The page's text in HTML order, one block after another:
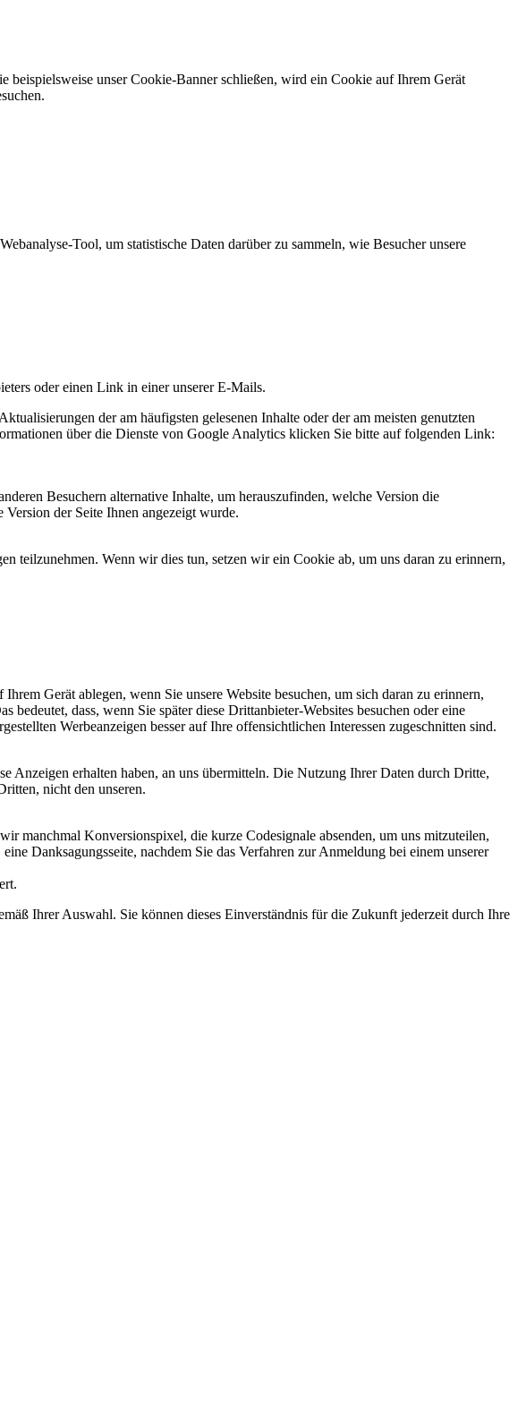
unser Cookie-Banner schließen, wird ein Cookie auf Ihrem Gerät
Tool, um statistische Daten darüber zu sammeln, wie Besucher unsere
oder einen Link in einer unserer E-Mails.
der am häufigsten gelesenen Inhalte oder der am meisten genutzten
über die Dienste von Google Analytics klicken Sie bitte auf folgenden Link:
Besuchern alternative Inhalte, um herauszufinden, welche Version die
der Seite Ihnen angezeigt wurde.
teilzunehmen. Wenn wir dies tun, setzen wir ein Cookie ab, um uns daran zu erinnern,
Gerät ablegen, wenn Sie unsere Website besuchen, um sich daran zu erinnern,
bedeutet, dass, wenn Sie später diese Drittanbieter-Websites besuchen oder eine
Werbeanzeigen besser auf Ihre offensichtlichen Interessen zugeschnitten sind.
Anzeigen erhalten haben, an uns übermitteln. Die Nutzung Ihrer Daten durch Dritte,
nicht den unseren.
manchmal Konversionspixel, die kurze Codesignale absenden, um uns mitzuteilen,
Danksagungsseite, nachdem Sie das Verfahren zur Anmeldung bei einem unserer
Ihrer Auswahl. Sie können dieses Einverständnis für die Zukunft jederzeit durch Ihre